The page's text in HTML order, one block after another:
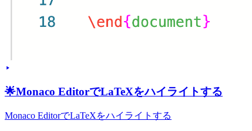
🌟Monaco EditorでLaTeXをハイライトする
Monaco EditorでLaTeXをハイライトする